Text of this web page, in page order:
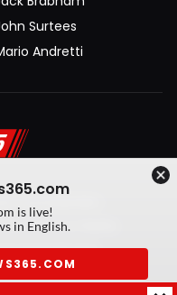
Surtees
Andretti
voorwaarden
On Your Marks
is live!
in English.